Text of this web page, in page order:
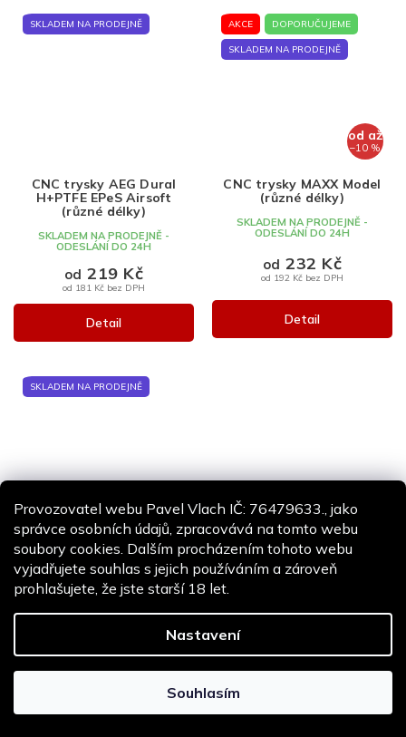
Provozovatel webu Pavel Vlach IČ: 76479633., jako
správce osobních údajů, zpracovává na tomto webu
soubory cookies. Dalším procházením tohoto webu
vyjadřujete souhlas s jejich používáním a zároveň
prohlašujete, že jste starší 18 let.
Nastavení
Souhlasím
SKLADEM NA PRODEJNĚ
CNC trysky AEG Dural
H+PTFE EPeS Airsoft
(různé délky)
SKLADEM NA PRODEJNĚ -
ODESLÁNÍ DO 24H
od 181 Kč bez DPH
od 219 Kč
Detail
AKCE DOPORUČUJEME
SKLADEM NA PRODEJNĚ
od až
–10 %
CNC trysky MAXX Model
(různé délky)
SKLADEM NA PRODEJNĚ -
ODESLÁNÍ DO 24H
od 192 Kč bez DPH
od 232 Kč
Detail
SKLADEM NA PRODEJNĚ
Duralové NBU trysky
AirsoftParts (různé délky)
SKLADEM
od138 Kč
Detail
CNC hliníkové trysky Solink
(různé délky)
Detail